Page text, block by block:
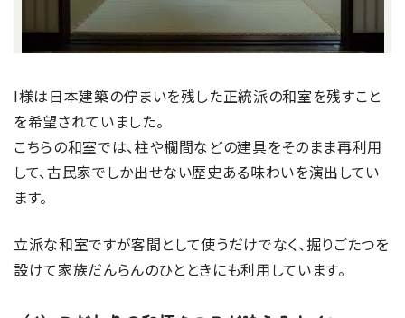
I様は日本建築の佇まいを残した正統派の和室を残すこと
を希望されていました。
こちらの和室では、柱や欄間などの建具をそのまま再利用
して、古民家でしか出せない歴史ある味わいを演出してい
ます。
立派な和室ですが客間として使うだけでなく、掘りごたつを
設けて家族だんらんのひとときにも利用しています。